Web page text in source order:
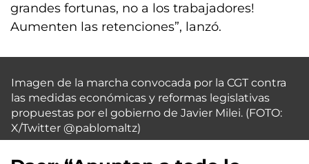
grandes fortunas, no a los trabajadores!
Aumenten las retenciones”, lanzó.
Imagen de la marcha convocada por la CGT contra
las medidas económicas y reformas legislativas
propuestas por el gobierno de Javier Milei. (FOTO:
X/Twitter @pablomaltz)